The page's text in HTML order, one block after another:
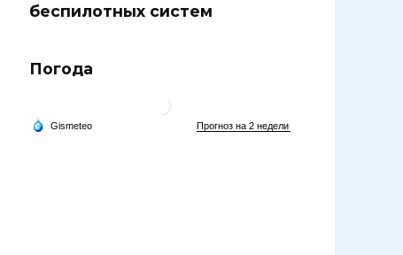
беспилотных систем
Погода